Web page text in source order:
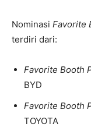
Nominasi Favorite
terdiri dari:
Favorite Booth
BYD
Favorite Booth
TOYOTA